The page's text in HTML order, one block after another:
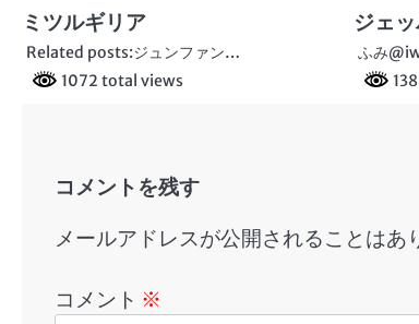
ビ
ゲ
ー
ミツルギリア
Related posts:ジュンファン…
1072 total views
ジェ
ふみ
コメントを残す
メールアドレスが公開されることはあ
コメント ※